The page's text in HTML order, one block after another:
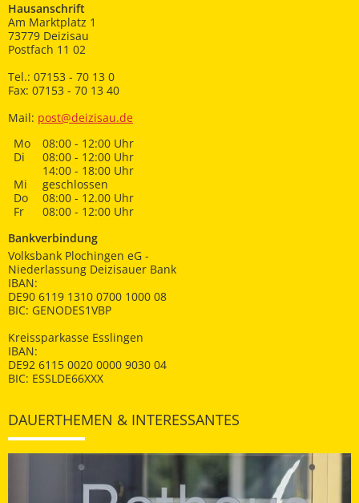
Hausanschrift
Am Marktplatz 1
73779 Deizisau
Postfach 11 02
Tel.: 07153 - 70 13 0
Fax: 07153 - 70 13 40
Mail: post@deizisau.de
Mo
08:00 - 12:00 Uhr
Di
08:00 - 12:00 Uhr
14:00 - 18:00 Uhr
Mi
geschlossen
Do
08:00 - 12.00 Uhr
Fr
08:00 - 12:00 Uhr
Bankverbindung
Volksbank Plochingen eG -
Niederlassung Deizisauer Bank
IBAN:
DE90 6119 1310 0700 1000 08
BIC: GENODES1VBP
Kreissparkasse Esslingen
IBAN:
DE92 6115 0020 0000 9030 04
BIC: ESSLDE66XXX
DAUERTHEMEN & INTERESSANTES